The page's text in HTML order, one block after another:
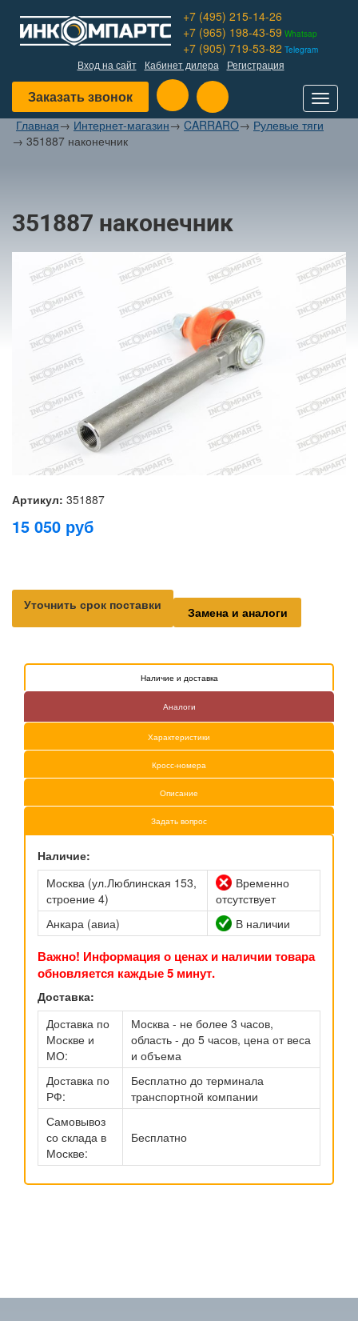
+7 (495) 215-14-26
+7 (965) 198-43-59 Whatsap
+7 (905) 719-53-82 Telegram
Вход на сайт Кабинет дилера Регистрация
Заказать звонок
Toggle
Главная→ Интернет-магазин→ CARRARO→ Рулевые тяги
→ 351887 наконечник
351887 наконечник
Артикул: 351887
15 050 руб
Уточнить срок поставки Замена и аналоги
Наличие и доставка
Аналоги
Характеристики
Кросс-номера
Описание
Задать вопрос
Наличие:
Москва (ул.Люблинская 153,
строение 4)
Временно
отсутствует
Анкара (авиа)
В наличии
Важно! Информация о ценах и наличии товара
обновляется каждые 5 минут.
Доставка:
Доставка по
Москве и
МО:
Москва - не более 3 часов,
область - до 5 часов, цена от веса
и объема
Доставка по
РФ:
Бесплатно до терминала
транспортной компании
Самовывоз
со склада в
Москве:
Бесплатно